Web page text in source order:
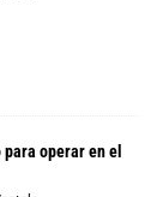
operar en el